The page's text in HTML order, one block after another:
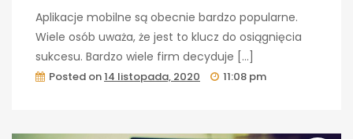
Aplikacje mobilne są obecnie bardzo popularne.
Wiele osób uważa, że jest to klucz do osiągnięcia
sukcesu. Bardzo wiele firm decyduje […]
Posted on14 listopada, 2020 11:08 pm